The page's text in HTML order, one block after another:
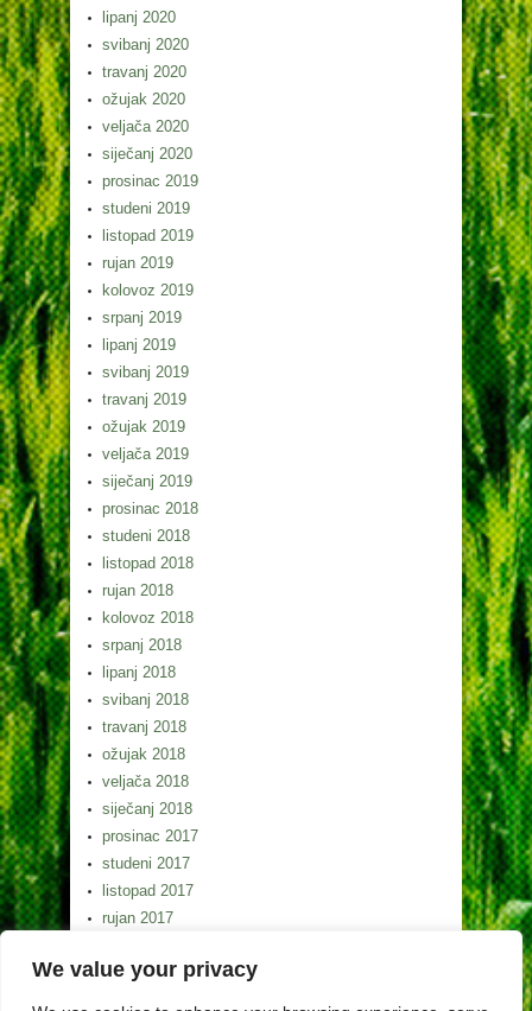
We value your privacy
lipanj 2020
svibanj 2020
travanj 2020
ožujak 2020
veljača 2020
siječanj 2020
prosinac 2019
studeni 2019
listopad 2019
rujan 2019
kolovoz 2019
srpanj 2019
lipanj 2019
svibanj 2019
travanj 2019
ožujak 2019
veljača 2019
siječanj 2019
prosinac 2018
studeni 2018
listopad 2018
rujan 2018
kolovoz 2018
srpanj 2018
lipanj 2018
svibanj 2018
travanj 2018
ožujak 2018
veljača 2018
siječanj 2018
prosinac 2017
studeni 2017
listopad 2017
rujan 2017
srpanj 2017